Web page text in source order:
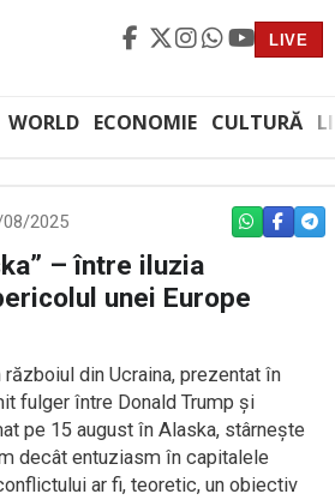
LIVE
WORLD ECONOMIE CULTURĂ
2025 WHATSAPP
– între iluzia
unei Europe
din Ucraina, prezentat în
fulger între Donald Trump și
pe 15 august în Alaska, stârnește
decât entuziasm în capitalele
ar fi, teoretic, un obiectiv